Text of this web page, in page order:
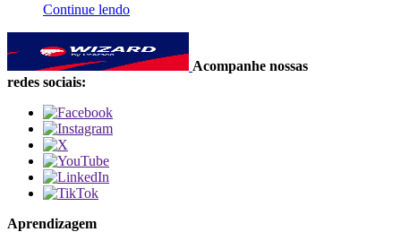
Continue lendo
Acompanhe nossas
redes sociais:
Aprendizagem